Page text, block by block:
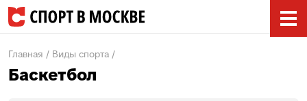
Главная Виды спорта
Баскетбол